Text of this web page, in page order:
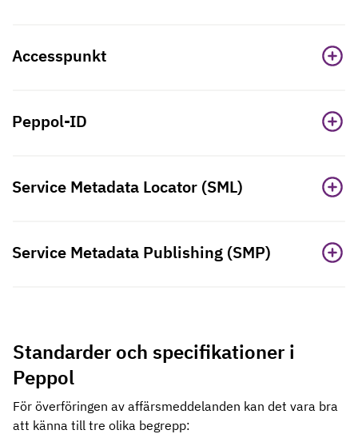
Accesspunkt
Peppol-ID
Service Metadata Locator (SML)
Service Metadata Publishing (SMP)
Standarder och specifikationer i
Peppol
För överföringen av affärsmeddelanden kan det vara bra
att känna till tre olika begrepp: